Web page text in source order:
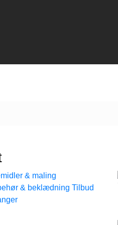
& maling
& beklædning